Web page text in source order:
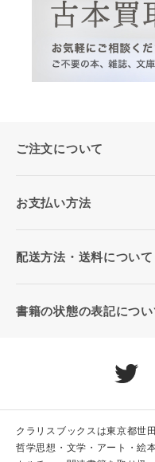
ご注文について
お支払い方法
配送方法・送料について
書籍の状態の表記につい
クラリスブックスは東京都世
哲学思想・文学・アート・絵